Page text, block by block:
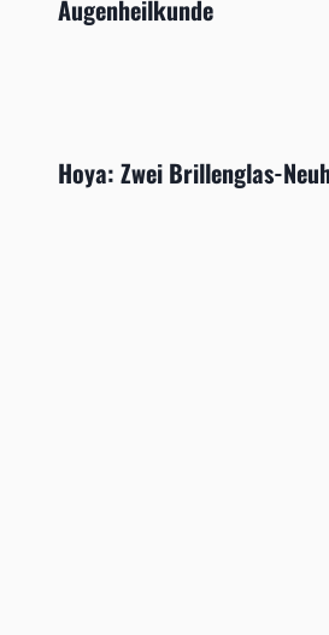
Augenheilkunde
Hoya: Zwei Brillenglas-